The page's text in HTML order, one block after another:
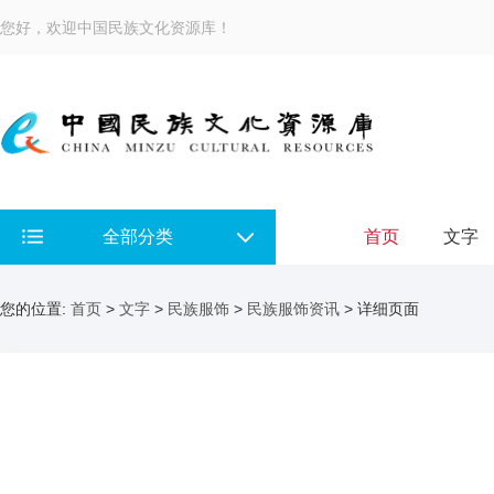
您好，欢迎中国民族文化资源库！
全部分类 首页 文字
您的位置: 首页 > 文字 > 民族服饰 > 民族服饰资讯 > 详细页面